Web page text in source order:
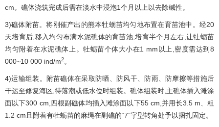
cm。礁体浇筑完成后需在淡水中浸泡1个月以上以去除碱性。
3)礁体附苗。将刚催产出的熊本牡蛎苗均匀地布置在育苗池中。经20
天培育后,移入均匀布满水泥礁体的育苗池,培育半个月左右,让牡蛎苗
均匀附着在水泥礁体上。牡蛎苗个体大小在1 mm以上,密度需达到8
000~10 000 ind/m2。
4)运输组装。附苗礁体在采取防晒、防风干、防雨、防摩擦等措施后
干运至修复海区,待落潮或低水位时组装。礁体组装时,主礁体插入滩涂
面以下300 cm,四根副礁体均插入滩涂面以下55 cm,并用长3.5 m、粗
1.2 cm且附着有牡蛎苗的麻绳在副礁的“7”字型转角处予以捆扎固定。